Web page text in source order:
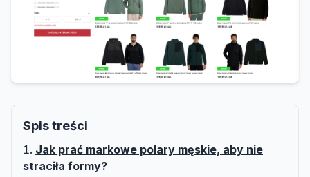
Spis treści
Jak prać markowe polary męskie, aby nie
straciła formy?